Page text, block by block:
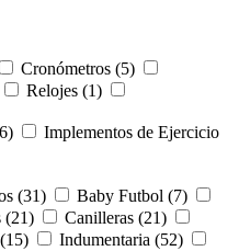
Cronómetros (5)
Relojes (1)
Implementos de Ejercicio
(31)
Baby Futbol (7)
(21)
Canilleras (21)
Indumentaria (52)